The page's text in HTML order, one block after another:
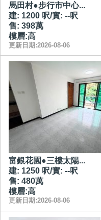
馬田村●步行市中心...
建: 1200 呎/實: --呎
售: 398萬
樓層:高
更新日期:2026-08-06
富銀花園●三樓太陽...
建: 1250 呎/實: --呎
售: 480萬
樓層:高
更新日期:2026-08-06